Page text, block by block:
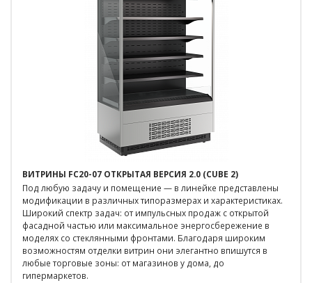
ВИТРИНЫ FC20-07 ОТКРЫТАЯ ВЕРСИЯ 2.0 (CUBE 2)
Под любую задачу и помещение — в линейке представлены
модификации в различных типоразмерах и характеристиках.
Широкий спектр задач: от импульсных продаж с открытой
фасадной частью или максимальное энергосбережение в
моделях со стеклянными фронтами. Благодаря широким
возможностям отделки витрин они элегантно впишутся в
любые торговые зоны: от магазинов у дома, до
гипермаркетов.